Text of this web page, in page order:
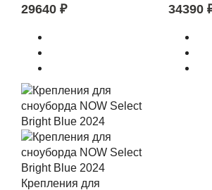
29640 ₽ 34390
Крепления для